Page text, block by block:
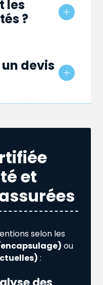
les
?
devis
et
selon les
ou
: